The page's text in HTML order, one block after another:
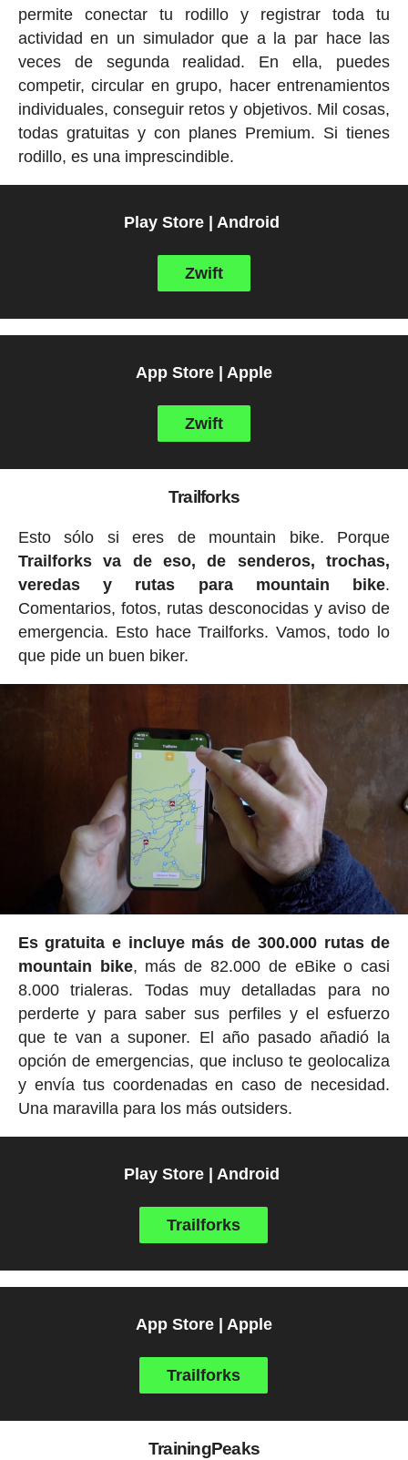
permite conectar tu rodillo y registrar toda tu
actividad en un simulador que a la par hace las
veces de segunda realidad. En ella, puedes
competir, circular en grupo, hacer entrenamientos
individuales, conseguir retos y objetivos. Mil cosas,
todas gratuitas y con planes Premium. Si tienes
rodillo, es una imprescindible.
Play Store | Android
Zwift
App Store | Apple
Zwift
Trailforks
Esto sólo si eres de mountain bike. Porque
Trailforks va de eso, de senderos, trochas,
veredas y rutas para mountain bike.
Comentarios, fotos, rutas desconocidas y aviso de
emergencia. Esto hace Trailforks. Vamos, todo lo
que pide un buen biker.
Es gratuita e incluye más de 300.000 rutas de
mountain bike, más de 82.000 de eBike o casi
8.000 trialeras. Todas muy detalladas para no
perderte y para saber sus perfiles y el esfuerzo
que te van a suponer. El año pasado añadió la
opción de emergencias, que incluso te geolocaliza
y envía tus coordenadas en caso de necesidad.
Una maravilla para los más outsiders.
Play Store | Android
Trailforks
App Store | Apple
Trailforks
TrainingPeaks